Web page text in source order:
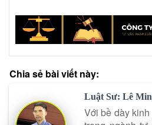
Chia sẻ bài viết này:
Luật Sư: Lê
Với bề dày